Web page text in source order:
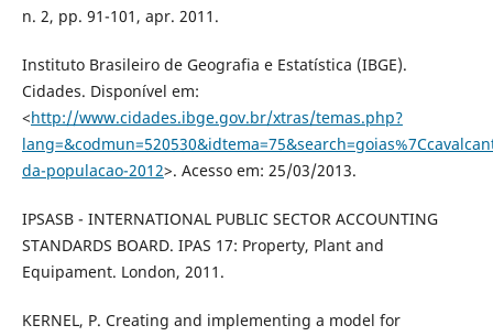
n. 2, pp. 91-101, apr. 2011.
Instituto Brasileiro de Geografia e Estatística (IBGE).
Cidades. Disponível em:
<http://www.cidades.ibge.gov.br/xtras/temas.php?
da-populacao-2012>. Acesso em: 25/03/2013.
IPSASB - INTERNATIONAL PUBLIC SECTOR ACCOUNTING
STANDARDS BOARD. IPAS 17: Property, Plant and
Equipament. London, 2011.
KERNEL, P. Creating and implementing a model for